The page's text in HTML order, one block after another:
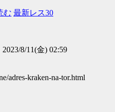
む 最新レス30
8/11(金) 02:59
adres-kraken-na-tor.html